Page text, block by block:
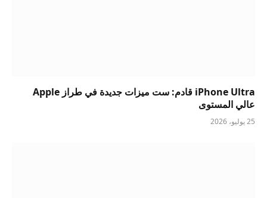
iPhone Ultra قادم: ست ميزات جديدة في طراز Apple
عالي المستوى
25 يوليو، 2026